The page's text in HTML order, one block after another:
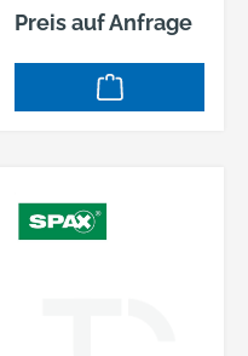
GEHÄRTET,
GLEITBESCHICHT
ET
Preis auf Anfrage